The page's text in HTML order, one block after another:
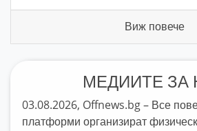
Виж повече
МЕДИИТЕ ЗА
03.08.2026, Offnews.bg – Все
платформи организират